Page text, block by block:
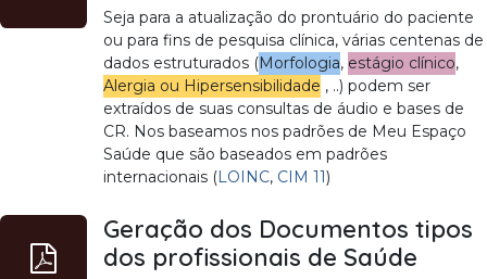
Seja para a atualização do prontuário do paciente
ou para fins de pesquisa clínica, várias centenas de
dados estruturados (Morfologia, estágio clínico,
Alergia ou Hipersensibilidade , ..) podem ser
extraídos de suas consultas de áudio e bases de
CR. Nos baseamos nos padrões de Meu Espaço
Saúde que são baseados em padrões
internacionais (LOINC, CIM 11)
Geração dos Documentos tipos
dos profissionais de Saúde